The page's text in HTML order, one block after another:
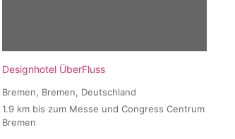
Designhotel ÜberFluss
Bremen, Bremen, Deutschland
1.9 km bis zum Messe und Congress Centrum
Bremen